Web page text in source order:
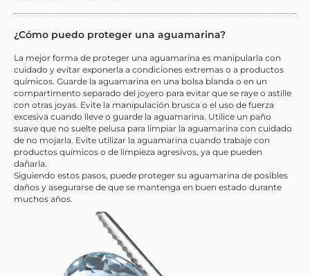
¿Cómo puedo proteger una aguamarina?
La mejor forma de proteger una aguamarina es manipularla con
cuidado y evitar exponerla a condiciones extremas o a productos
químicos. Guarde la aguamarina en una bolsa blanda o en un
compartimento separado del joyero para evitar que se raye o astille
con otras joyas. Evite la manipulación brusca o el uso de fuerza
excesiva cuando lleve o guarde la aguamarina. Utilice un paño
suave que no suelte pelusa para limpiar la aguamarina con cuidado
de no mojarla. Evite utilizar la aguamarina cuando trabaje con
productos químicos o de limpieza agresivos, ya que pueden
dañarla.
Siguiendo estos pasos, puede proteger su aguamarina de posibles
daños y asegurarse de que se mantenga en buen estado durante
muchos años.